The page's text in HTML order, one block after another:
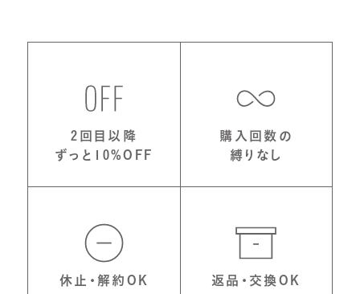
2回目以降
ずっと10%OFF
購入回数の
縛りなし
休止・解約OK 返品・交換OK